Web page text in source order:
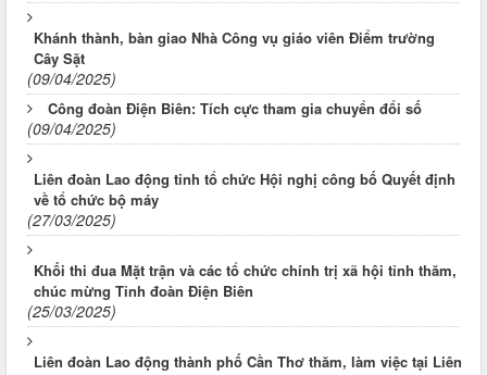
Khánh thành, bàn giao Nhà Công vụ giáo viên Điểm trường
Cây Sặt
(09/04/2025)
Công đoàn Điện Biên: Tích cực tham gia chuyển đổi số
(09/04/2025)
Liên đoàn Lao động tỉnh tổ chức Hội nghị công bố Quyết định
về tổ chức bộ máy
(27/03/2025)
Khối thi đua Mặt trận và các tổ chức chính trị xã hội tỉnh thăm,
chúc mừng Tỉnh đoàn Điện Biên
(25/03/2025)
Liên đoàn Lao động thành phố Cần Thơ thăm, làm việc tại Liên